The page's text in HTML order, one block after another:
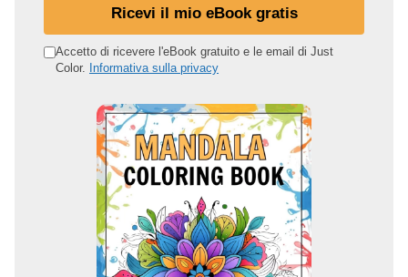
o
Ricevi il mio eBook gratis
Accetto di ricevere l'eBook gratuito e le email di Just
Color. Informativa sulla privacy